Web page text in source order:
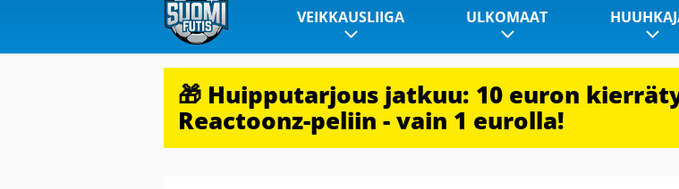
VEIKKAUSLIIGA ULKOMAAT
🎁 Huipputarjous jatkuu: 10 euron
Reactoonz-peliin - vain 1 eurolla!